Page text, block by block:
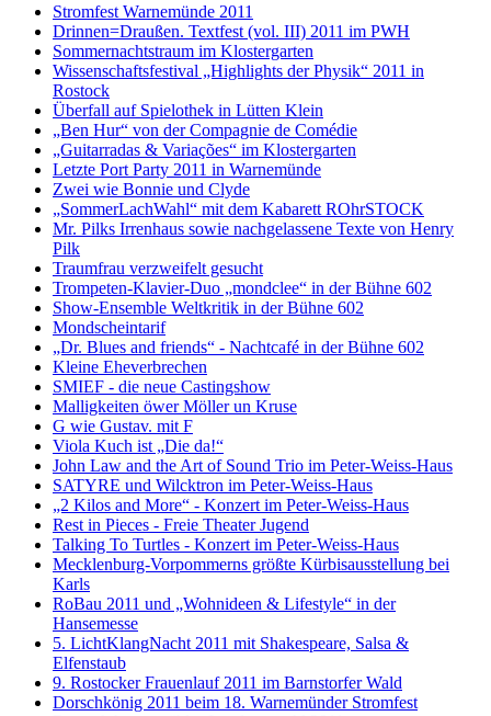
Stromfest Warnemünde 2011
Drinnen=Draußen. Textfest (vol. III) 2011 im PWH
Sommernachtstraum im Klostergarten
Wissenschaftsfestival „Highlights der Physik“ 2011 in
Rostock
Überfall auf Spielothek in Lütten Klein
„Ben Hur“ von der Compagnie de Comédie
„Guitarradas & Variações“ im Klostergarten
Letzte Port Party 2011 in Warnemünde
Zwei wie Bonnie und Clyde
„SommerLachWahl“ mit dem Kabarett ROhrSTOCK
Mr. Pilks Irrenhaus sowie nachgelassene Texte von Henry
Pilk
Traumfrau verzweifelt gesucht
Trompeten-Klavier-Duo „mondclee“ in der Bühne 602
Show-Ensemble Weltkritik in der Bühne 602
Mondscheintarif
„Dr. Blues and friends“ - Nachtcafé in der Bühne 602
Kleine Eheverbrechen
SMIEF - die neue Castingshow
Malligkeiten öwer Möller un Kruse
G wie Gustav. mit F
Viola Kuch ist „Die da!“
John Law and the Art of Sound Trio im Peter-Weiss-Haus
SATYRE und Wilcktron im Peter-Weiss-Haus
„2 Kilos and More“ - Konzert im Peter-Weiss-Haus
Rest in Pieces - Freie Theater Jugend
Talking To Turtles - Konzert im Peter-Weiss-Haus
Mecklenburg-Vorpommerns größte Kürbisausstellung bei
Karls
RoBau 2011 und „Wohnideen & Lifestyle“ in der
Hansemesse
5. LichtKlangNacht 2011 mit Shakespeare, Salsa &
Elfenstaub
9. Rostocker Frauenlauf 2011 im Barnstorfer Wald
Dorschkönig 2011 beim 18. Warnemünder Stromfest